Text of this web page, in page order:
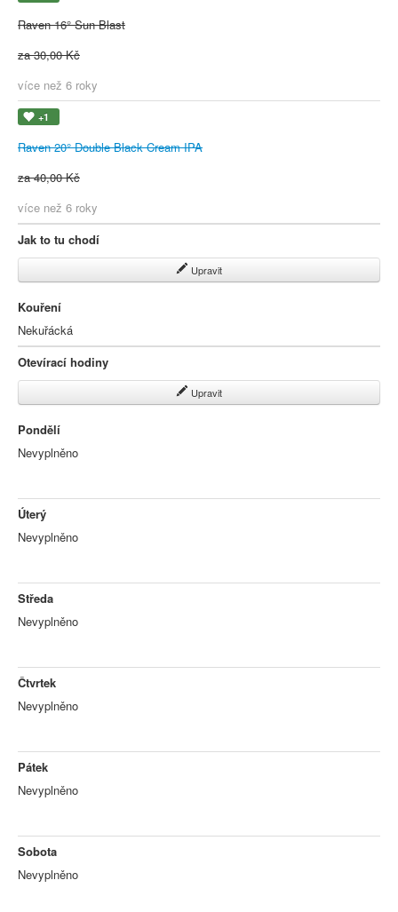
Raven 16° Sun Blast
za 30,00 Kč
více než 6 roky
+1
Raven 20° Double Black Cream IPA
za 40,00 Kč
více než 6 roky
Jak to tu chodí
Upravit
Kouření
Nekuřácká
Otevírací hodiny
Upravit
Pondělí
Nevyplněno
Úterý
Nevyplněno
Středa
Nevyplněno
Čtvrtek
Nevyplněno
Pátek
Nevyplněno
Sobota
Nevyplněno